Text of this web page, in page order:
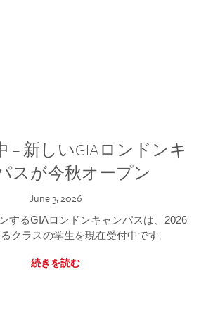
– 新しいGIAロンドンキ
スが今秋オープン
June 3, 2026
するGIAロンドンキャンパスは、2026
クラスの学生を現在受付中です。
続きを読む